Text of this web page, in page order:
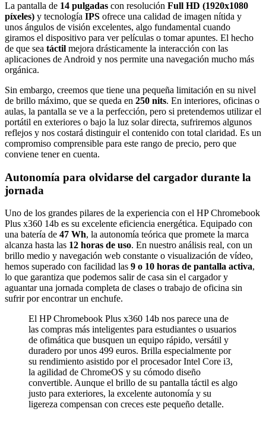
La pantalla de 14 pulgadas con resolución Full HD (1920x1080
píxeles) y tecnología IPS ofrece una calidad de imagen nítida y
unos ángulos de visión excelentes, algo fundamental cuando
giramos el dispositivo para ver películas o tomar apuntes. El hecho
de que sea táctil mejora drásticamente la interacción con las
aplicaciones de Android y nos permite una navegación mucho más
orgánica.
Sin embargo, creemos que tiene una pequeña limitación en su nivel
de brillo máximo, que se queda en 250 nits. En interiores, oficinas o
aulas, la pantalla se ve a la perfección, pero si pretendemos utilizar el
portátil en exteriores o bajo la luz solar directa, sufriremos algunos
reflejos y nos costará distinguir el contenido con total claridad. Es un
compromiso comprensible para este rango de precio, pero que
conviene tener en cuenta.
Autonomía para olvidarse del cargador durante la
jornada
Uno de los grandes pilares de la experiencia con el HP Chromebook
Plus x360 14b es su excelente eficiencia energética. Equipado con
una batería de 47 Wh, la autonomía teórica que promete la marca
alcanza hasta las 12 horas de uso. En nuestro análisis real, con un
brillo medio y navegación web constante o visualización de vídeo,
hemos superado con facilidad las 9 o 10 horas de pantalla activa,
lo que garantiza que podemos salir de casa sin el cargador y
aguantar una jornada completa de clases o trabajo de oficina sin
sufrir por encontrar un enchufe.
El HP Chromebook Plus x360 14b nos parece una de
las compras más inteligentes para estudiantes o usuarios
de ofimática que busquen un equipo rápido, versátil y
duradero por unos 499 euros. Brilla especialmente por
su rendimiento asistido por el procesador Intel Core i3,
la agilidad de ChromeOS y su cómodo diseño
convertible. Aunque el brillo de su pantalla táctil es algo
justo para exteriores, la excelente autonomía y su
ligereza compensan con creces este pequeño detalle.